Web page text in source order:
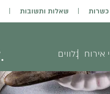
שאלות ותשובות
אירוח נלווים